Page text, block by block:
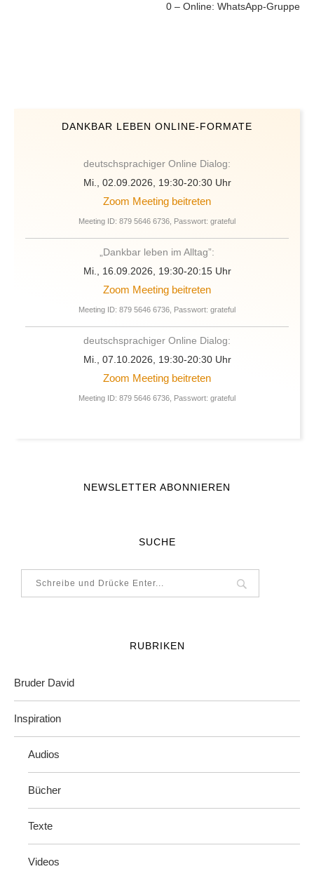
0 – Online: WhatsApp-Gruppe
DANKBAR LEBEN ONLINE-FORMATE
deutschsprachiger Online Dialog:
Mi., 02.09.2026, 19:30-20:30 Uhr
Zoom Meeting beitreten
Meeting ID: 879 5646 6736, Passwort: grateful
„Dankbar leben im Alltag”:
Mi., 16.09.2026, 19:30-20:15 Uhr
Zoom Meeting beitreten
Meeting ID: 879 5646 6736, Passwort: grateful
deutschsprachiger Online Dialog:
Mi., 07.10.2026, 19:30-20:30 Uhr
Zoom Meeting beitreten
Meeting ID: 879 5646 6736, Passwort: grateful
NEWSLETTER ABONNIEREN
SUCHE
RUBRIKEN
Bruder David
Inspiration
Audios
Bücher
Texte
Videos